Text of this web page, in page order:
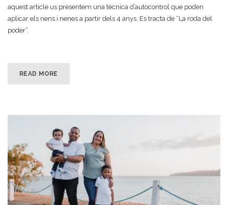
aquest article us presentem una tècnica d’autocontrol que poden
aplicar els nens i nenes a partir dels 4 anys. Es tracta de “La roda del
poder”.
READ MORE